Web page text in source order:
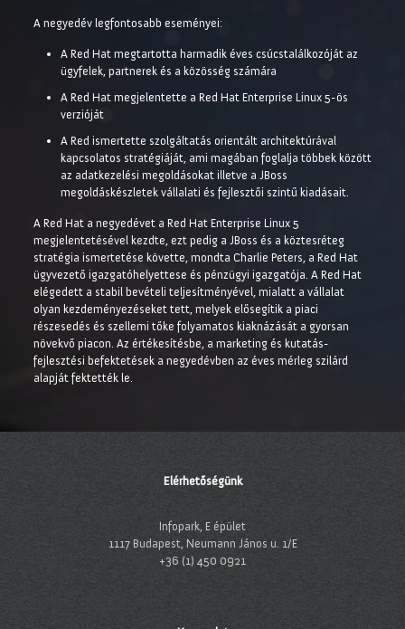
A negyedév legfontosabb eseményei:
A Red Hat megtartotta harmadik éves csúcstalálkozóját az
ügyfelek, partnerek és a közösség számára
A Red Hat megjelentette a Red Hat Enterprise Linux 5-ös
verzióját
A Red ismertette szolgáltatás orientált architektúrával
kapcsolatos stratégiáját, ami magában foglalja többek között
az adatkezelési megoldásokat illetve a JBoss
megoldáskészletek vállalati és fejlesztői szintű kiadásait.
A Red Hat a negyedévet a Red Hat Enterprise Linux 5
megjelentetésével kezdte, ezt pedig a JBoss és a köztesréteg
stratégia ismertetése követte, mondta Charlie Peters, a Red Hat
ügyvezető igazgatóhelyettese és pénzügyi igazgatója. A Red Hat
elégedett a stabil bevételi teljesítményével, mialatt a vállalat
olyan kezdeményezéseket tett, melyek elősegítik a piaci
részesedés és szellemi tőke folyamatos kiaknázását a gyorsan
növekvő piacon. Az értékesítésbe, a marketing és kutatás-
fejlesztési befektetések a negyedévben az éves mérleg szilárd
alapját fektették le.
Elérhetőségünk
Infopark, E épület
1117 Budapest, Neumann János u. 1/E
+36 (1) 450 0921